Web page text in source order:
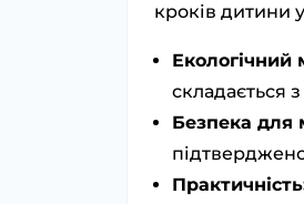
кроків дитини
Екологічний
складається
Безпека для